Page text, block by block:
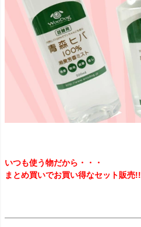
いつも使う物だから・・・
まとめ買いでお買い得なセット販売!!